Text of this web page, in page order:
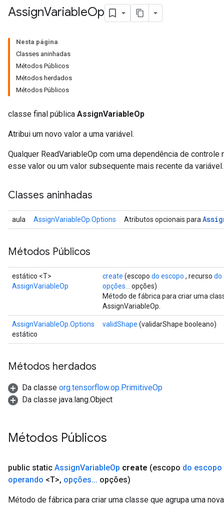
AssignVariableOp
Nesta página
Classes aninhadas
Métodos Públicos
Métodos herdados
Métodos Públicos
classe final pública AssignVariableOp
Atribui um novo valor a uma variável.
Qualquer ReadVariableOp com uma dependência de
esse valor ou um valor subsequente mais recente da variável.
Classes aninhadas
aula AssignVariableOp.Options Atributos opcionais para
Métodos Públicos
estático <T>
AssignVariableOp
create (escopo do escopo , recurso do
opções...
opções)
Método de fábrica para criar uma
AssignVariableOp.
AssignVariableOp.Options
estático
validShape (validarShape booleano)
Métodos herdados
Da classe org.tensorflow.op.PrimitiveOp
Da classe java.lang.Object
Métodos Públicos
public static AssignVariableOp create (escopo do escopo
operando <T>, opções... opções)
Método de fábrica para criar uma classe que agrupa uma